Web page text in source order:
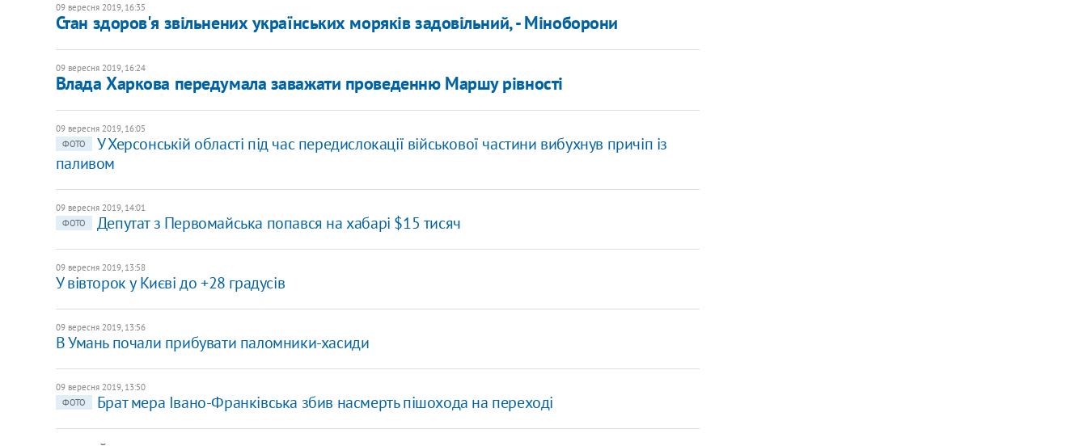
09 вересня 2019, 16:35
Стан здоров'я звільнених українських моряків задовільний, - Міноборони
09 вересня 2019, 16:24
Влада Харкова передумала заважати проведенню Маршу рівності
09 вересня 2019, 16:05
ФОТО
У Херсонській області під час передислокації військової частини вибухнув причіп із
паливом
09 вересня 2019, 14:01
ФОТО
Депутат з Первомайська попався на хабарі $15 тисяч
09 вересня 2019, 13:58
У вівторок у Києві до +28 градусів
09 вересня 2019, 13:56
В Умань почали прибувати паломники-хасиди
09 вересня 2019, 13:50
ФОТО
Брат мера Івано-Франківська збив насмерть пішохода на переході